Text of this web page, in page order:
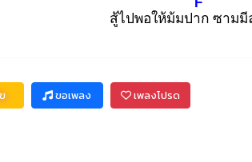
สู้ไปพอให้ม้มปากซามมี
ขอเพลง เพลงโปรด